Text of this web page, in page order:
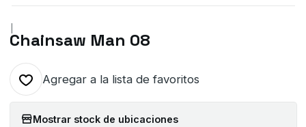
|
Chainsaw Man 08
Agregar a la lista de favoritos
Mostrar stock de ubicaciones